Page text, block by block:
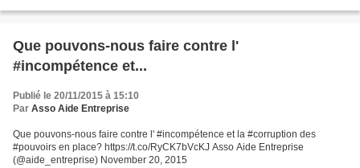
Que pouvons-nous faire contre l'
#incompétence et...
Publié le 20/11/2015 à 15:10
Par Asso Aide Entreprise
Que pouvons-nous faire contre l' #incompétence et la #corruption des
#pouvoirs en place? https://t.co/RyCK7bVcKJ Asso Aide Entreprise
(@aide_entreprise) November 20, 2015